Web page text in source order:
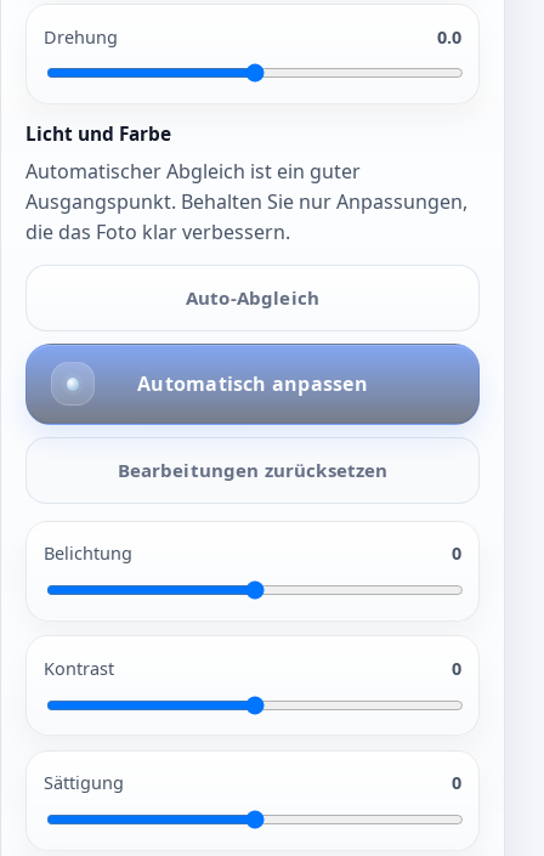
Drehung 0.0
Licht und Farbe
Automatischer Abgleich ist ein guter
Ausgangspunkt. Behalten Sie nur Anpassungen,
die das Foto klar verbessern.
Auto-Abgleich
Automatisch anpassen
Bearbeitungen zurücksetzen
Belichtung 0
Kontrast 0
Sättigung 0